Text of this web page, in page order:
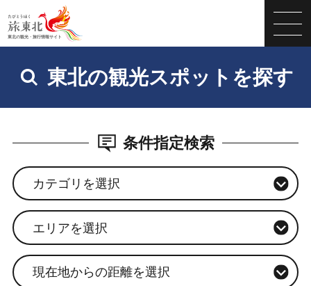
東北の観光スポットを探す
条件指定検索
カテゴリを選択
エリアを選択
現在地からの距離を選択